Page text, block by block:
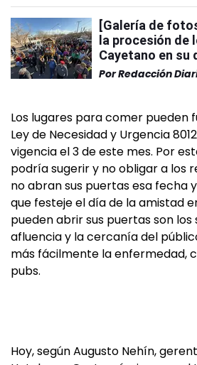
[Galería de
la procesión de
Cayetano en su
PorRedacción
Los lugares para comer pueden
Ley de Necesidad y Urgencia
vigencia el 3 de este mes. Por
podría sugerir y no obligar a los
no abran sus puertas esa fecha
que festeje el día de la amistad
pueden abrir sus puertas son los
afluencia y la cercanía del
más fácilmente la enfermedad,
pubs.
Hoy, según Augusto Nehín,